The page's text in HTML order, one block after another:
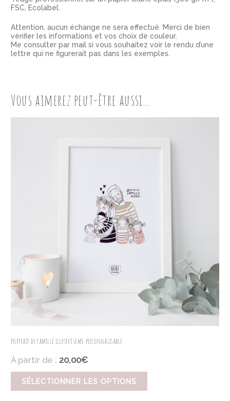
FSC, Ecolabel.
Attention, aucun échange ne sera effectué. Merci de bien
vérifier les informations et vos choix de couleur.
Me consulter par mail si vous souhaitez voir le rendu d’une
lettre qui ne figurerait pas dans les exemples.
Vous aimerez peut-être aussi…
Portrait de famille illustré semi-personnalisable
À partir de : 20,00€
SÉLECTIONNER LES OPTIONS